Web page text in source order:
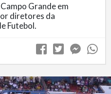
Grande em
diretores da
Futebol.